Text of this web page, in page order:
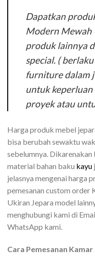
Dapatkan
Modern Mewah
produk lainnya
special. (
furniture dalam
untuk
proyek atau
Harga produk mebel
bisa berubah sewaktu
sebelumnya.
material bahan baku kayu
jelasnya mengenai harga
pemesanan custom order
Ukiran Jepara model
menghubungi kami di
WhatsApp kami.
Cara Pemesanan